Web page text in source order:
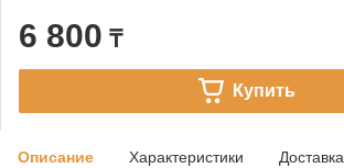
6 800 ₸
Купить
Описание Характеристики Доставка